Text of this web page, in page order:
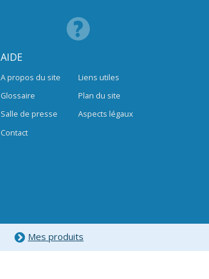
AIDE
A propos du site
Glossaire
Salle de presse
Contact
Liens utiles
Plan du site
Aspects légaux
Mes produits